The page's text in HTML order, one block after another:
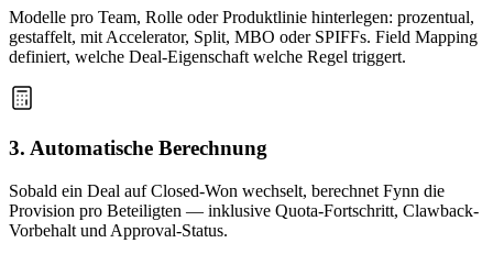
Modelle pro Team, Rolle oder Produktlinie hinterlegen: prozentual,
gestaffelt, mit Accelerator, Split, MBO oder SPIFFs. Field Mapping
definiert, welche Deal-Eigenschaft welche Regel triggert.
3. Automatische Berechnung
Sobald ein Deal auf Closed-Won wechselt, berechnet Fynn die
Provision pro Beteiligten — inklusive Quota-Fortschritt, Clawback-
Vorbehalt und Approval-Status.